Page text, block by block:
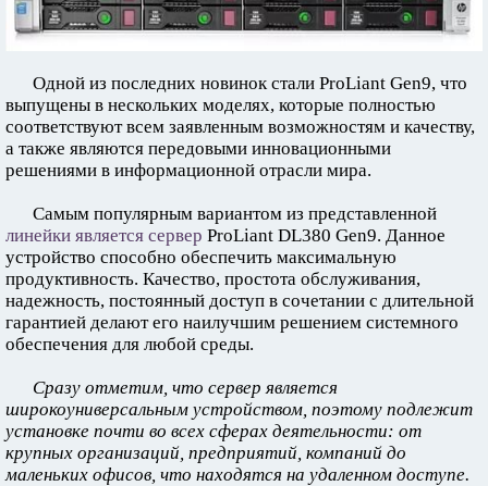
Одной из последних новинок стали ProLiant Gen9, что
выпущены в нескольких моделях, которые полностью
соответствуют всем заявленным возможностям и качеству,
а также являются передовыми инновационными
решениями в информационной отрасли мира.
Самым популярным вариантом из представленной
линейки является сервер ProLiant DL380 Gen9. Данное
устройство способно обеспечить максимальную
продуктивность. Качество, простота обслуживания,
надежность, постоянный доступ в сочетании с длительной
гарантией делают его наилучшим решением системного
обеспечения для любой среды.
Сразу отметим, что сервер является
широкоуниверсальным устройством, поэтому подлежит
установке почти во всех сферах деятельности: от
крупных организаций, предприятий, компаний до
маленьких офисов, что находятся на удаленном доступе.